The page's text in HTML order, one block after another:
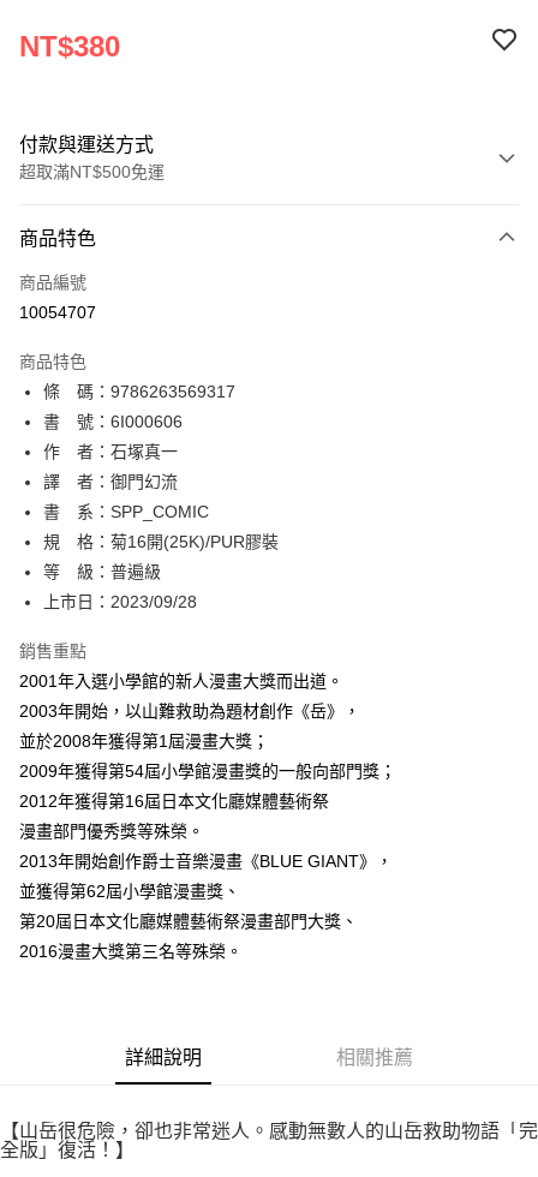
NT$380
付款與運送方式
超取滿NT$500免運
信用卡一次付款
超商取貨付款
相關說明
【關於「AFTEE先享後付」】
AFTEE先享後付是「在收到商品之後才付款」的支付方式。 讓您購物簡單
便利好安心！
１．簡單：不需註冊會員、不需綁卡、不需儲值。
２．便利：只要手機號碼，簡訊認證，即可結帳。
３．安心：先確認商品／服務後，再付款。
【「AFTEE先享後付」結帳流程】
１．於結帳方式選擇「AFTEE先享後付」後，將跳轉至「AFTEE先享後付」
結帳頁面，進行簡訊認證並確認金額後，即可完成結帳。
２．訂單成立數日內，您將收到繳費通知簡訊。
ATM／網路銀行／等多元方式進行付款，方視為交易完成。
※ 請注意：結帳手續完成當下不需立刻繳費，但若您需要取消訂單，請聯絡
購買商品的店家。未經商家同意取消之訂單仍視為有效，需透過AFTEE先享
後付繳納相關費用。
※ 交易是否成功請以「AFTEE先享後付 」之結帳頁面顯示為準，若有關於
是否繳費成功／繳費後需取消欲退款等相關疑問，請聯繫「AFTEE先享後付
【注意事項】
１．透過由恩沛科技股份有限公司提供之「AFTEE先享後付」服務完成之交
易，需依本服務之必要範圍內提供個人資料，並將交易相關給付款項請求債
權轉讓予恩沛科技股份有限公司。
２．關於個人資料處理事宜，請瀏覽以下網址：
３．未成年的使用者請事先徵得法定代理人或監護人之同意方可使用
時審查核予不同之上限額度；若仍有額度不足之情形，本公司將視審查結果
請求用戶進行身份認證。
５．嚴禁一人註冊多個帳號或使用他人資訊註冊。若發現惡意使用之情形，
ATM付款
運送方式
全家取貨付款
每筆NT$80，滿NT$500(含以上)免運費
付款後全家取貨
每筆NT$80，滿NT$500(含以上)免運費
付款後萊爾富取貨
每筆NT$80，滿NT$500(含以上)免運費
7-11取貨付款
每筆NT$80，滿NT$500(含以上)免運費
付款後7-11取貨
每筆NT$80，滿NT$500(含以上)免運費
商品特色
商品編號
10054707
商品特色
條 碼：9786263569317
書 號：6I000606
作 者：石塚真一
譯 者：御門幻流
書 系：SPP_COMIC
規 格：菊16開(25K)/PUR膠裝
等 級：普遍級
上市日：2023/09/28
銷售重點
2001年入選小學館的新人漫畫大獎而出道。
2003年開始，以山難救助為題材創作《岳》，
並於2008年獲得第1屆漫畫大獎；
2009年獲得第54屆小學館漫畫獎的一般向部門獎；
2012年獲得第16屆日本文化廳媒體藝術祭
漫畫部門優秀獎等殊榮。
2013年開始創作爵士音樂漫畫《BLUE GIANT》，
並獲得第62屆小學館漫畫獎、
第20屆日本文化廳媒體藝術祭漫畫部門大獎、
2016漫畫大獎第三名等殊榮。
詳細說明 相關推薦
【山岳很危險，卻也非常迷人。感動無數人的山岳救助物語「完
全版」復活！】